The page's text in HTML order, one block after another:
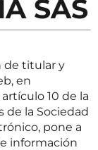
SAS
de titular y
en
10 de la
de la Sociedad
pone a
información